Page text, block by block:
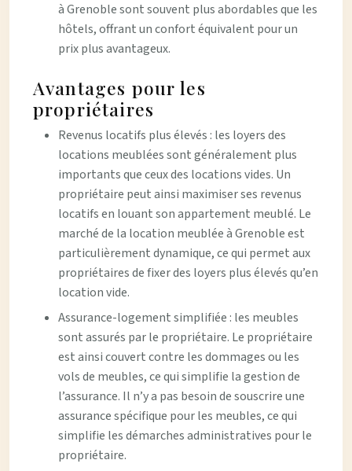
à Grenoble sont souvent plus abordables que les
hôtels, offrant un confort équivalent pour un
prix plus avantageux.
Avantages pour les
propriétaires
Revenus locatifs plus élevés : les loyers des
locations meublées sont généralement plus
importants que ceux des locations vides. Un
propriétaire peut ainsi maximiser ses revenus
locatifs en louant son appartement meublé. Le
marché de la location meublée à Grenoble est
particulièrement dynamique, ce qui permet aux
propriétaires de fixer des loyers plus élevés qu’en
location vide.
Assurance-logement simplifiée : les meubles
sont assurés par le propriétaire. Le propriétaire
est ainsi couvert contre les dommages ou les
vols de meubles, ce qui simplifie la gestion de
l’assurance. Il n’y a pas besoin de souscrire une
assurance spécifique pour les meubles, ce qui
simplifie les démarches administratives pour le
propriétaire.